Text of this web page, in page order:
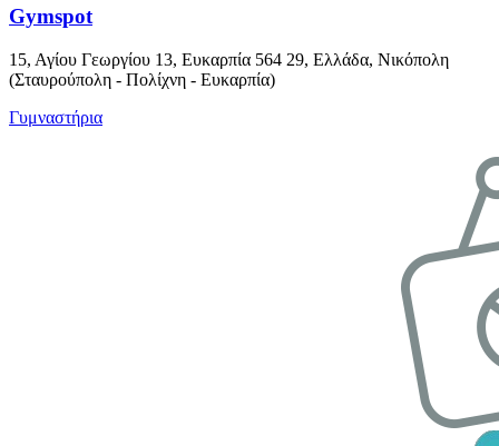
Gymspot
15, Αγίου Γεωργίου 13, Ευκαρπία 564 29, Ελλάδα, Νικόπολη
(Σταυρούπολη - Πολίχνη - Ευκαρπία)
Γυμναστήρια